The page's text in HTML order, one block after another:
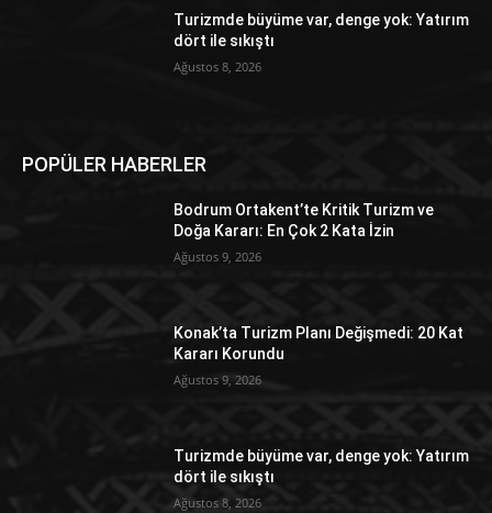
Turizmde büyüme var, denge yok: Yatırım
dört ile sıkıştı
Ağustos 8, 2026
POPÜLER HABERLER
Bodrum Ortakent’te Kritik Turizm ve
Doğa Kararı: En Çok 2 Kata İzin
Ağustos 9, 2026
Konak’ta Turizm Planı Değişmedi: 20 Kat
Kararı Korundu
Ağustos 9, 2026
Turizmde büyüme var, denge yok: Yatırım
dört ile sıkıştı
Ağustos 8, 2026